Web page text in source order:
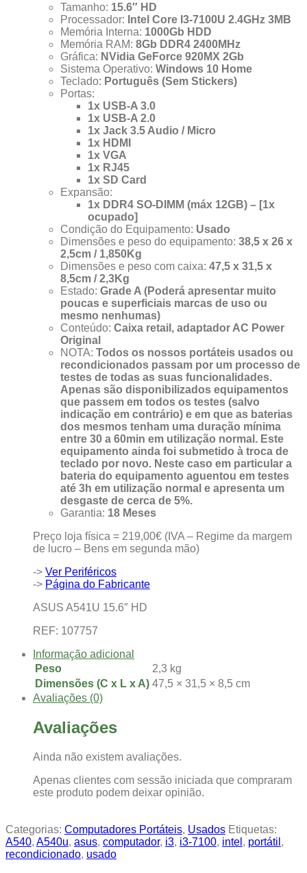
Tamanho: 15.6″ HD
Processador: Intel Core I3-7100U 2.4GHz 3MB
Memória Interna: 1000Gb HDD
Memória RAM: 8Gb DDR4 2400MHz
Gráfica: NVidia GeForce 920MX 2Gb
Sistema Operativo: Windows 10 Home
Teclado: Português (Sem Stickers)
Portas:
1x USB-A 3.0
1x USB-A 2.0
1x Jack 3.5 Audio / Micro
1x HDMI
1x VGA
1x RJ45
1x SD Card
Expansão:
1x DDR4 SO-DIMM (máx 12GB) – [1x
ocupado]
Condição do Equipamento: Usado
Dimensões e peso do equipamento: 38,5 x 26 x
2,5cm / 1,850Kg
Dimensões e peso com caixa: 47,5 x 31,5 x
8,5cm / 2,3Kg
Estado: Grade A (Poderá apresentar muito
poucas e superficiais marcas de uso ou
mesmo nenhumas)
Conteúdo: Caixa retail, adaptador AC Power
Original
NOTA: Todos os nossos portáteis usados ou
recondicionados passam por um processo de
testes de todas as suas funcionalidades.
Apenas são disponibilizados equipamentos
que passem em todos os testes (salvo
indicação em contrário) e em que as baterias
dos mesmos tenham uma duração mínima
entre 30 a 60min em utilização normal. Este
equipamento ainda foi submetido à troca de
teclado por novo. Neste caso em particular a
bateria do equipamento aguentou em testes
até 3h em utilização normal e apresenta um
desgaste de cerca de 5%.
Garantia: 18 Meses
Preço loja física = 219,00€ (IVA – Regime da margem
de lucro – Bens em segunda mão)
-> Ver Periféricos
-> Página do Fabricante
ASUS A541U 15.6″ HD
REF: 107757
Informação adicional
Peso
2,3 kg
Dimensões (C x L x A) 47,5 × 31,5 × 8,5 cm
Avaliações (0)
Avaliações
Ainda não existem avaliações.
Apenas clientes com sessão iniciada que compraram
este produto podem deixar opinião.
Categorias: Computadores Portáteis, Usados Etiquetas:
A540, A540u, asus, computador, i3, i3-7100, intel , portátil ,
recondicionado, usado